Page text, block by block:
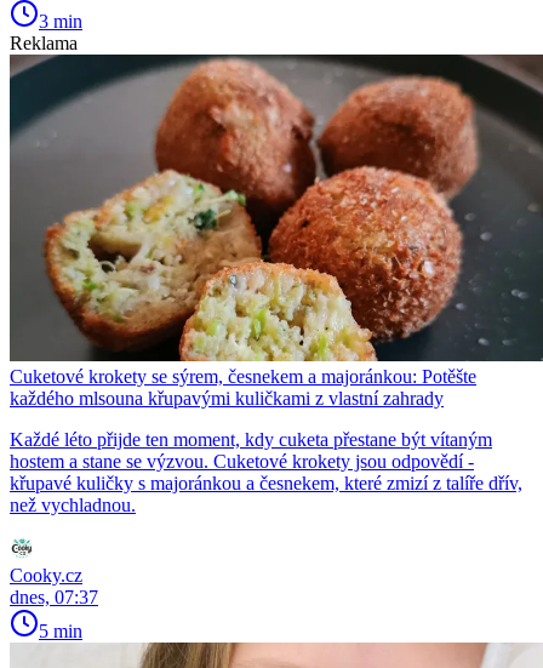
3 min
Reklama
Cuketové krokety se sýrem, česnekem a majoránkou: Potěšte
každého mlsouna křupavými kuličkami z vlastní zahrady
Každé léto přijde ten moment, kdy cuketa přestane být vítaným
hostem a stane se výzvou. Cuketové krokety jsou odpovědí -
křupavé kuličky s majoránkou a česnekem, které zmizí z talíře dřív,
než vychladnou.
Cooky.cz
dnes, 07:37
5 min